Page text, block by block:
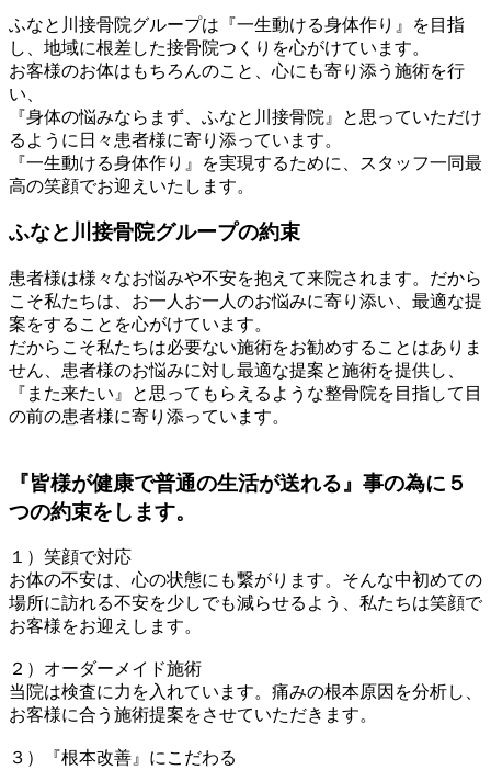
ふなと川接骨院グループは『一生動ける身体作り』を目指
し、地域に根差した接骨院つくりを心がけています。
お客様のお体はもちろんのこと、心にも寄り添う施術を行
い、
『身体の悩みならまず、ふなと川接骨院』と思っていただけ
るように日々患者様に寄り添っています。
『一生動ける身体作り』を実現するために、スタッフ一同最
高の笑顔でお迎えいたします。
ふなと川接骨院グループの約束
患者様は様々なお悩みや不安を抱えて来院されます。だから
こそ私たちは、お一人お一人のお悩みに寄り添い、最適な提
案をすることを心がけています。
だからこそ私たちは必要ない施術をお勧めすることはありま
せん、患者様のお悩みに対し最適な提案と施術を提供し、
『また来たい』と思ってもらえるような整骨院を目指して目
の前の患者様に寄り添っています。
『皆様が健康で普通の生活が送れる』事の為に５
つの約束をします。
１）笑顔で対応
お体の不安は、心の状態にも繋がります。そんな中初めての
場所に訪れる不安を少しでも減らせるよう、私たちは笑顔で
お客様をお迎えします。
２）オーダーメイド施術
当院は検査に力を入れています。痛みの根本原因を分析し、
お客様に合う施術提案をさせていただきます。
３）『根本改善』にこだわる